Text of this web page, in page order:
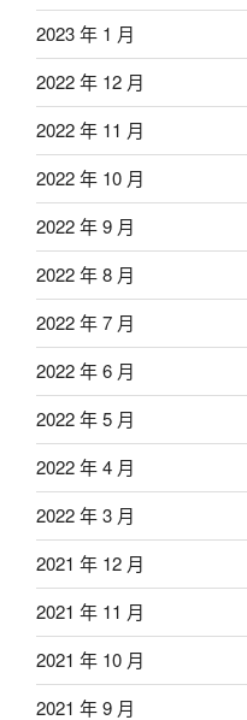
2023 年 1 月
2022 年 12 月
2022 年 11 月
2022 年 10 月
2022 年 9 月
2022 年 8 月
2022 年 7 月
2022 年 6 月
2022 年 5 月
2022 年 4 月
2022 年 3 月
2021 年 12 月
2021 年 11 月
2021 年 10 月
2021 年 9 月